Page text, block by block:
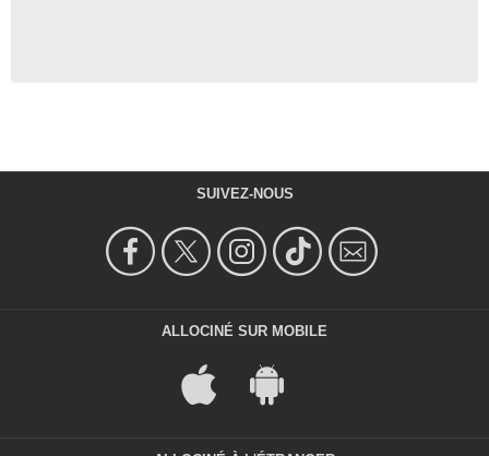
SUIVEZ-NOUS
ALLOCINÉ SUR MOBILE